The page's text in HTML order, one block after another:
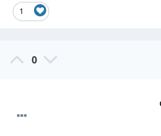
1
0